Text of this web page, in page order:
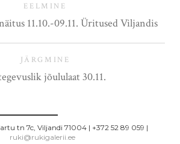
EELMINE
11.10.-09.11. Üritused Viljandis
JÄRGMINE
jõululaat 30.11.
tn 7c, Viljandi 71004 | +372 52 89 059 |
ruki@rukigalerii.ee